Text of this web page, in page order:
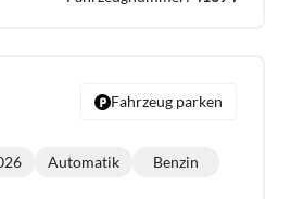
Getriebe:
Automatik
Kraftstoff:
Benzin
Fahrzeug parken